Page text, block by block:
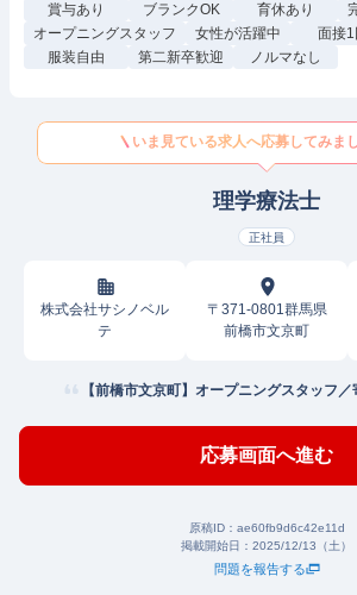
賞与あり
ブランクOK 育休あり
オープニングスタッフ
女性が活躍中 面接1
服装自由
第二新卒歓迎 ノルマなし
いま見ている求人へ応募してみま
理学療法士
正社員
株式会社サシノベル
テ
〒371-0801群馬県
前橋市文京町
【前橋市文京町】オープニングスタッフ
応募画面へ進む
原稿ID： ae60fb9d6c42e11d
掲載開始日： 2025/12/13（土）
問題を報告する